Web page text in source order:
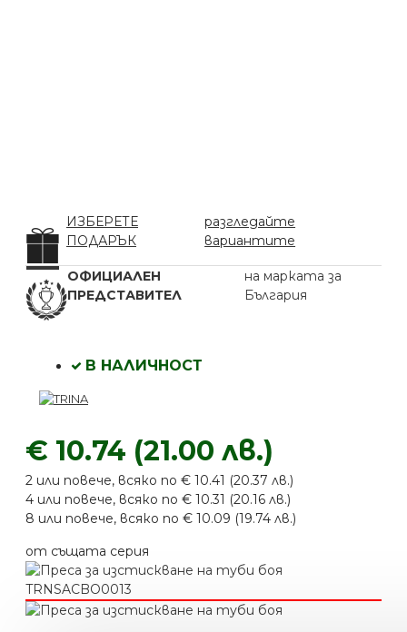
ИЗБЕРЕТЕ
ПОДАРЪК
разгледайте
вариантите
ОФИЦИАЛЕН
ПРЕДСТАВИТЕЛ
на марката за
България
€ 10.74 (21.00 лв.)
2 или повече, всяко по € 10.41 (20.37 лв.)
4 или повече, всяко по € 10.31 (20.16 лв.)
8 или повече, всяко по € 10.09 (19.74 лв.)
В НАЛИЧНОСТ
от същата серия